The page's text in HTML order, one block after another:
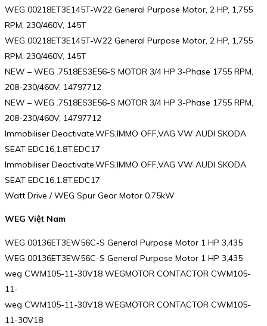
WEG 00218ET3E145T-W22 General Purpose Motor, 2 HP, 1,755
RPM, 230/460V, 145T
WEG 00218ET3E145T-W22 General Purpose Motor, 2 HP, 1,755
RPM, 230/460V, 145T
NEW – WEG .7518ES3E56-S MOTOR 3/4 HP 3-Phase 1755 RPM,
208-230/460V, 14797712
NEW – WEG .7518ES3E56-S MOTOR 3/4 HP 3-Phase 1755 RPM,
208-230/460V, 14797712
Immobiliser Deactivate,WFS,IMMO OFF,VAG VW AUDI SKODA
SEAT EDC16,1.8T,EDC17
Immobiliser Deactivate,WFS,IMMO OFF,VAG VW AUDI SKODA
SEAT EDC16,1.8T,EDC17
Watt Drive / WEG Spur Gear Motor 0.75kW
WEG Việt Nam
WEG 00136ET3EW56C-S General Purpose Motor 1 HP 3,435
WEG 00136ET3EW56C-S General Purpose Motor 1 HP 3,435
weg CWM105-11-30V18 WEGMOTOR CONTACTOR CWM105-
11-
weg CWM105-11-30V18 WEGMOTOR CONTACTOR CWM105-
11-30V18